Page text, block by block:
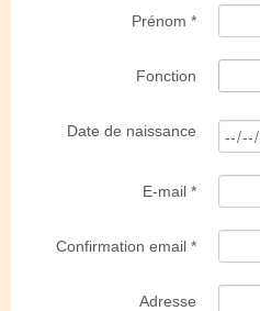
Prénom *
Fonction
Date de naissance
E-mail *
Confirmation email *
Adresse